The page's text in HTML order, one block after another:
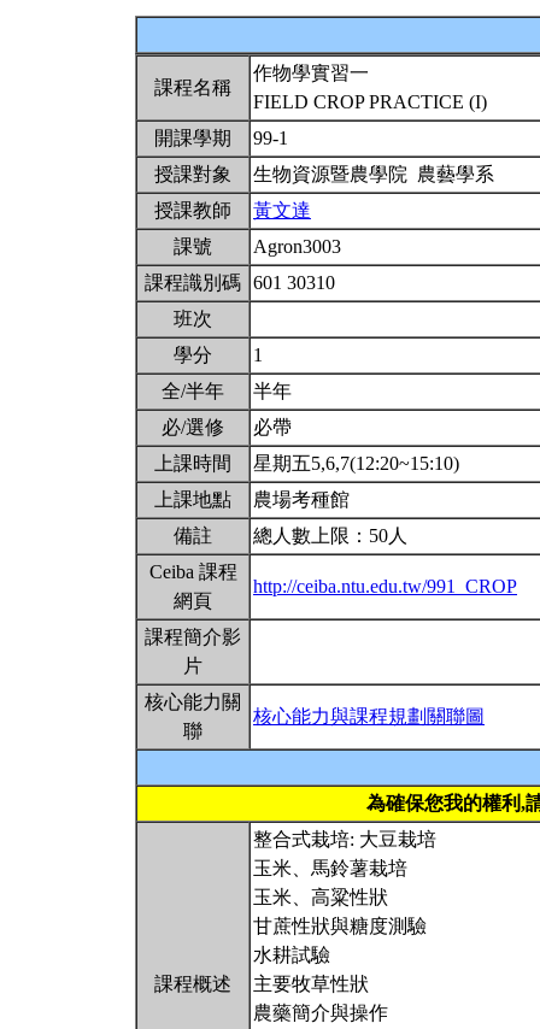
課程名稱
作物學實習一
FIELD CROP PRACTICE (I)
開課學期
99-1
授課對象
生物資源暨農學院 農藝學系
授課教師
黃文達
課號
Agron3003
課程識別碼 601 30310
班次
學分
1
全/半年
半年
必/選修
必帶
上課時間
星期五5,6,7(12:20~15:10)
上課地點
農場考種館
備註
總人數上限：50人
Ceiba 課程
網頁
http://ceiba.ntu.edu.tw/991_CROP
課程簡介影
片
核心能力關
聯
核心能力與課程規劃關聯圖
為確保您我的權利,
課程概述
整合式栽培: 大豆栽培
玉米、馬鈴薯栽培
玉米、高粱性狀
甘蔗性狀與糖度測驗
水耕試驗
主要牧草性狀
農藥簡介與操作